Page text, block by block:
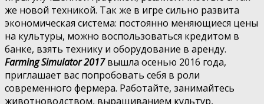
же новой техникой. Так же в игре сильно развита
экономическая система: постоянно меняющиеся цены
на культуры, можно воспользоваться кредитом в
банке, взять технику и оборудование в аренду.
Farming Simulator 2017вышла осенью 2016 года,
приглашает вас попробовать себя в роли
современного фермера. Работайте, занимайтесь
животноводством, выращиванием культур,